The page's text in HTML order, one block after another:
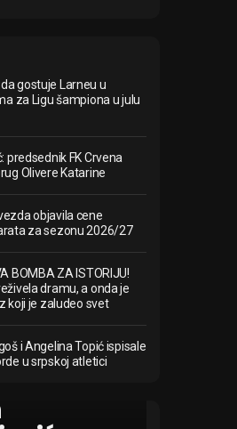
gostuje Larneu u
za Ligu šampiona u julu
predsednik FK Crvena
Olivere Katarine
objavila cene
za sezonu 2026/27
BOMBA ZA ISTORIJU!
dramu, a onda je
koji je zaludeo svet
i Angelina Topić ispisale
u srpskoj atletici